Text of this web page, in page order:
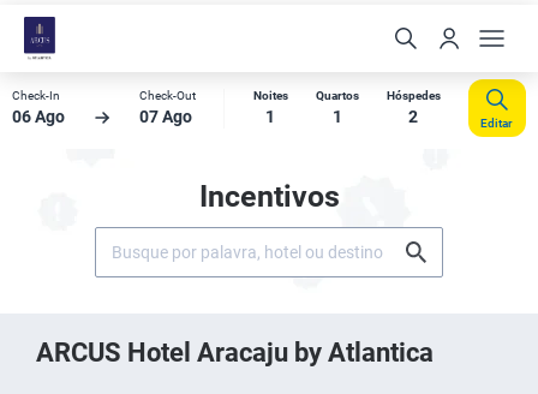
Check-In
06 Ago
Check-Out
07 Ago
Noites
1
Quartos
1
Hóspedes
2 Editar
Incentivos
ARCUS Hotel Aracaju by Atlantica